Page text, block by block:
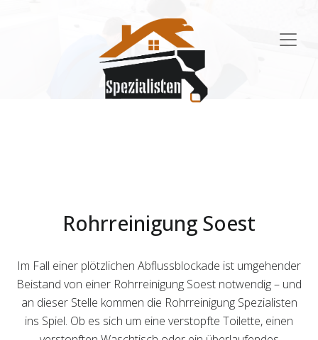
Rohrreinigung Soest
Im Fall einer plötzlichen Abflussblockade ist umgehender
Beistand von einer Rohrreinigung Soest notwendig – und
an dieser Stelle kommen die Rohrreinigung Spezialisten
ins Spiel. Ob es sich um eine verstopfte Toilette, einen